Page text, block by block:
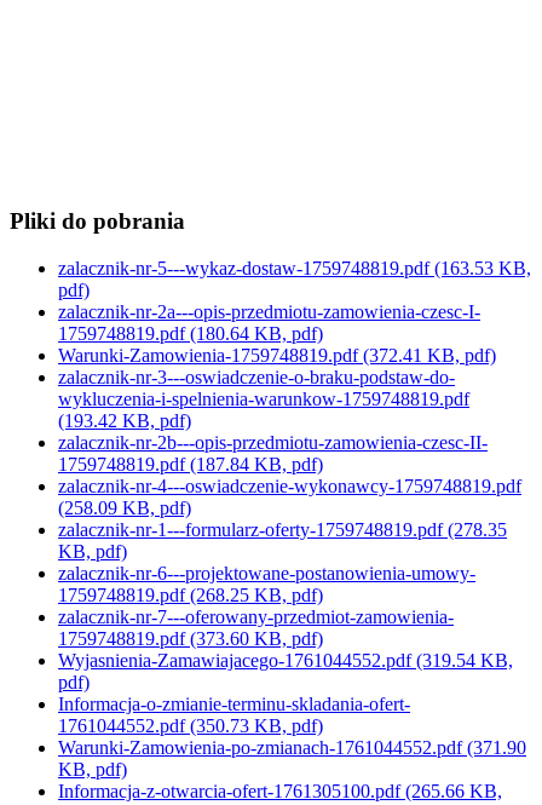
Pliki do pobrania
zalacznik-nr-5---wykaz-dostaw-1759748819.pdf(163.53 KB,
pdf)
zalacznik-nr-2a---opis-przedmiotu-zamowienia-czesc-I-
1759748819.pdf(180.64 KB, pdf)
Warunki-Zamowienia-1759748819.pdf(372.41 KB, pdf)
zalacznik-nr-3---oswiadczenie-o-braku-podstaw-do-
wykluczenia-i-spelnienia-warunkow-1759748819.pdf
(193.42 KB, pdf)
zalacznik-nr-2b---opis-przedmiotu-zamowienia-czesc-II-
1759748819.pdf(187.84 KB, pdf)
zalacznik-nr-4---oswiadczenie-wykonawcy-1759748819.pdf
(258.09 KB, pdf)
zalacznik-nr-1---formularz-oferty-1759748819.pdf(278.35
KB, pdf)
zalacznik-nr-6---projektowane-postanowienia-umowy-
1759748819.pdf(268.25 KB, pdf)
zalacznik-nr-7---oferowany-przedmiot-zamowienia-
1759748819.pdf(373.60 KB, pdf)
Wyjasnienia-Zamawiajacego-1761044552.pdf(319.54 KB,
pdf)
Informacja-o-zmianie-terminu-skladania-ofert-
1761044552.pdf(350.73 KB, pdf)
Warunki-Zamowienia-po-zmianach-1761044552.pdf(371.90
KB, pdf)
Informacja-z-otwarcia-ofert-1761305100.pdf(265.66 KB,